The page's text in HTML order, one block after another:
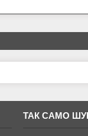
ТАК САМО